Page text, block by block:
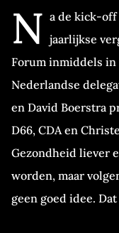
N a de kick-off
jaarlijkse
Forum inmiddels in
Nederlandse
en David Boerstra
D66, CDA en
Gezondheid liever
worden, maar
geen goed idee.